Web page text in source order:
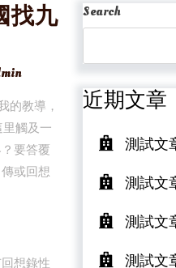
找九
的教導，
觸及一
要答覆
或回想
想錄性
Search
近期文章
測試文
測試文
測試文
測試文